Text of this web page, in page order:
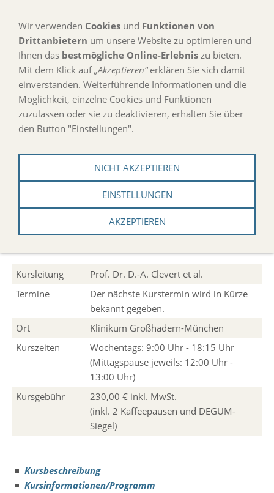
Navigation einblenden
Schilddrüse
Refresherkurs
Voraussichtlich 8 CME-Punkte (Bayerische
Landesärztekammer)
Kursleitung
Prof. Dr. D.-A. Clevert et al.
Termine
Der nächste Kurstermin wird in Kürze
bekannt gegeben.
Ort
Klinikum Großhadern-München
Kurszeiten
Wochentags: 9:00 Uhr - 18:15 Uhr
(Mittagspause jeweils: 12:00 Uhr -
13:00 Uhr)
Kursgebühr
230,00 € inkl. MwSt.
(inkl. 2 Kaffeepausen und DEGUM-
Siegel)
Kursbeschreibung
Kursinformationen/Programm
Wir verwenden Cookies und Funktionen von
Drittanbietern um unsere Website zu optimieren und
Ihnen das bestmögliche Online-Erlebnis zu bieten.
Mit dem Klick auf„Akzeptieren“erklären Sie sich damit
einverstanden. Weiterführende Informationen und die
Möglichkeit, einzelne Cookies und Funktionen
zuzulassen oder sie zu deaktivieren, erhalten Sie über
den Button "Einstellungen".
NICHT AKZEPTIEREN
EINSTELLUNGEN
AKZEPTIEREN